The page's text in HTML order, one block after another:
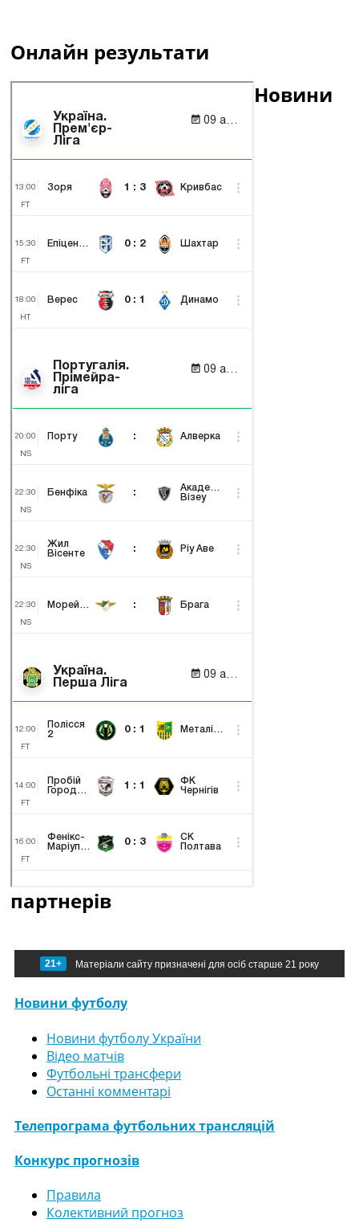
Онлайн результати
Новини
партнерів
21+ Матеріали сайту призначені для осіб старше 21 року
Новини футболу
Новини футболу України
Відео матчів
Футбольні трансфери
Останні комментарі
Телепрограма футбольних трансляцій
Конкурс прогнозів
Правила
Колективний прогноз